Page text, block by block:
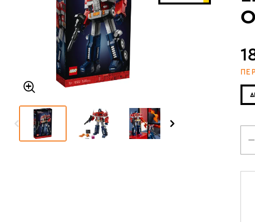
Brickheadz
Δείτε τα όλα